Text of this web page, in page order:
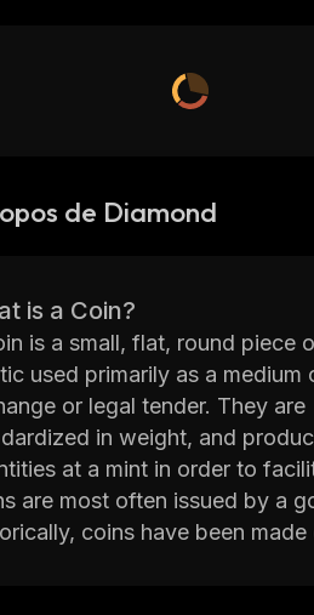
de Diamond
is a Coin?
is a small, flat, round piece
used primarily as a medium
or legal tender. They are
in weight, and
at a mint in order to
are most often issued by a
coins have been